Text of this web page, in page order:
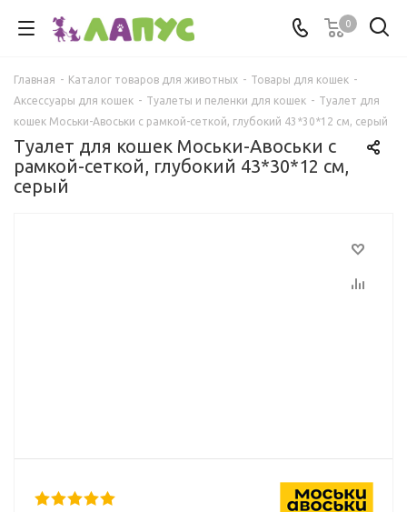
0
Главная - Каталог товаров для животных - Товары для кошек -
Аксессуары для кошек - Туалеты и пеленки для кошек - Туалет для
кошек Моськи-Авоськи с рамкой-сеткой, глубокий 43*30*12 см, серый
Туалет для кошек Моськи-Авоськи с
рамкой-сеткой, глубокий 43*30*12 см,
серый